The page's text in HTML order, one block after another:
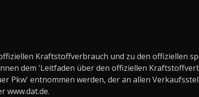
Kraftstoffverbrauch und zu den offiziellen
dem 'Leitfaden über den offiziellen
Pkw' entnommen werden, der an allen
www.dat.de.